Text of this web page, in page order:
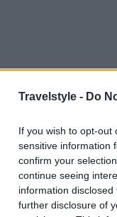
Travelstyle - Do
If you wish to opt-out
sensitive information
confirm your
continue seeing
information
further disclosure of
του αλλά
τους. Ένα
του